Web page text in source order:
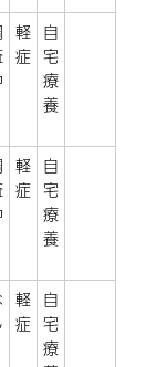
軽
症
自
宅
療
養
軽
症
自
宅
療
養
軽
症
自
宅
療